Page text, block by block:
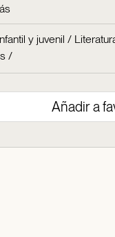
y juvenil /
/
Añadir a